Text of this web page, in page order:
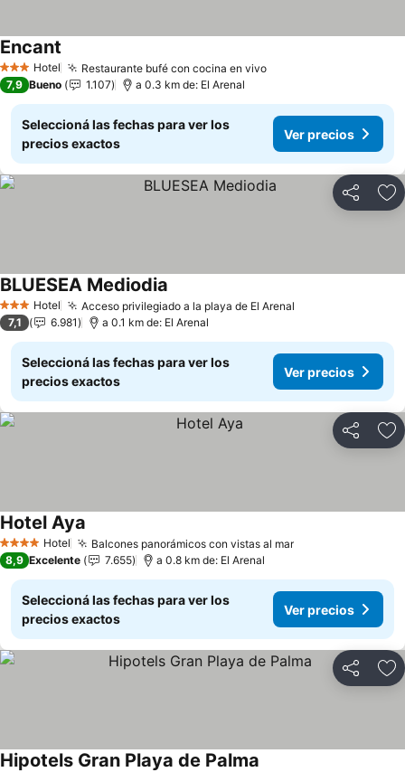
3 Estrellas
Hotel Restaurante bufé con cocina en vivoVer precios
Encant
7,9 Bueno 1.107 a 0.3 km de: El Arenal
Seleccioná las fechas para ver los
precios exactos
Ver precios
Compartir
3 Estrellas
Hotel Acceso privilegiado a la playa de El Arenal
BLUESEA Mediodia
7,1 6.981 a 0.1 km de: El Arenal
Seleccioná las fechas para ver los
precios exactos
Ver precios
Compartir
4 EstrellasHotel Balcones panorámicos con vistas al marVer precios
Hotel Aya
8,9 Excelente 7.655 a 0.8 km de: El Arenal
Seleccioná las fechas para ver los
precios exactos
Ver precios
Compartir
Hipotels Gran Playa de Palma